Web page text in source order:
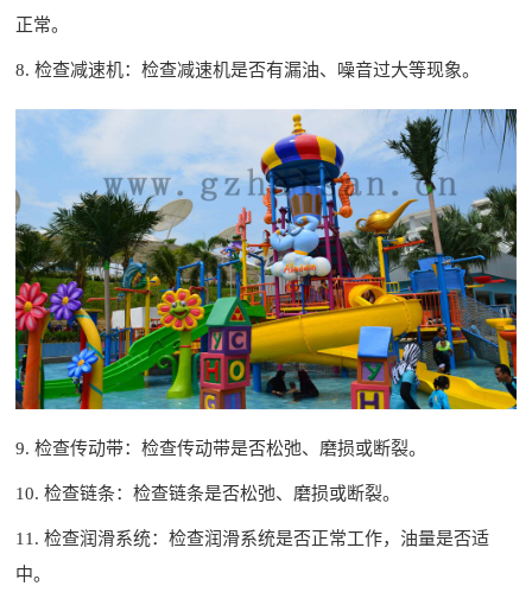
正常。
8. 检查减速机：检查减速机是否有漏油、噪音过大等现象。
9. 检查传动带：检查传动带是否松弛、磨损或断裂。
10. 检查链条：检查链条是否松弛、磨损或断裂。
11. 检查润滑系统：检查润滑系统是否正常工作，油量是否适
中。